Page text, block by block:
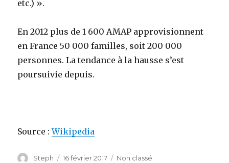
etc.) ».
En 2012 plus de 1 600 AMAP approvisionnent
en France 50 000 familles, soit 200 000
personnes.La tendance à la hausse s’est
poursuivie depuis.
Source :Wikipedia
Auteur
Steph
Publié
16 février 2017 Catégories
Non classé